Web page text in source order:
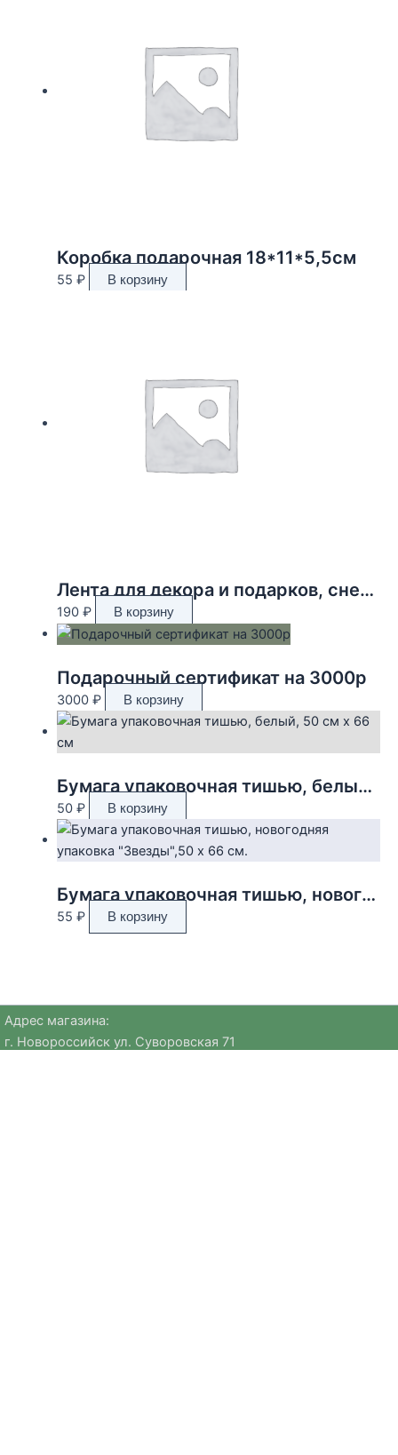
Коробка подарочная 18*11*5,5см
55 ₽ В корзину
Лента для декора и подарков, снежинки, 2 см х 45 м
190 ₽ В корзину
Подарочный сертификат на 3000р
3000 ₽ В корзину
Бумага упаковочная тишью, белый, 50 см х 66 см
50 ₽ В корзину
Бумага упаковочная тишью, новогодняя упаковка «Звезды»,50 х 66 см.
55 ₽ В корзину
Адрес магазина:
г. Новороссийск ул. Суворовская 71